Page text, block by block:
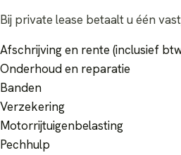
Bij private lease betaalt u één
Afschrijving en rente (inclusief
Onderhoud en reparatie
Banden
Verzekering
Motorrijtuigenbelasting
Pechhulp